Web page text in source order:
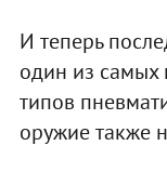
И теперь
один из
типов
оружие также